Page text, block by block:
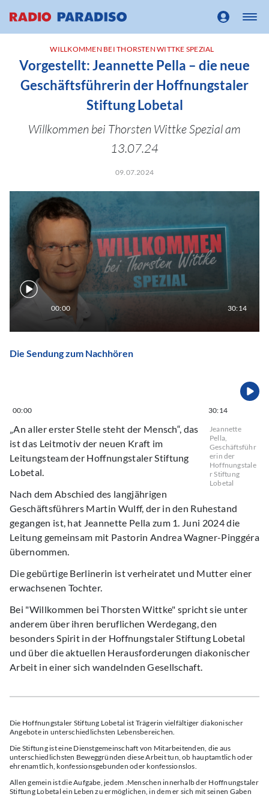
00:00 30:14
WILLKOMMEN BEI THORSTEN WITTKE SPEZIAL
Vorgestellt: Jeannette Pella – die neue
Geschäftsführerin der Hoffnungstaler
Stiftung Lobetal
Willkommen bei Thorsten Wittke Spezial am
13.07.24
09.07.2024
Die Sendung zum Nachhören
00:00 30:14
Jeannette
Pella,
Geschäftsführ
erin der
Hoffnungstale
r Stiftung
Lobetal
„An aller erster Stelle steht der Mensch“, das
ist das Leitmotiv der neuen Kraft im
Leitungsteam der Hoffnungstaler Stiftung
Lobetal.
Nach dem Abschied des langjährigen
Geschäftsführers Martin Wulff, der in den Ruhestand
gegangen ist, hat Jeannette Pella zum 1. Juni 2024 die
Leitung gemeinsam mit Pastorin Andrea Wagner-Pinggéra
übernommen.
Die gebürtige Berlinerin ist verheiratet und Mutter einer
erwachsenen Tochter.
Bei "Willkommen bei Thorsten Wittke" spricht sie unter
anderem über ihren beruflichen Werdegang, den
besonders Spirit in der Hoffnungstaler Stiftung Lobetal
und über die aktuellen Herausforderungen diakonischer
Arbeit in einer sich wandelnden Gesellschaft.
Die Hoffnungstaler Stiftung Lobetal ist Trägerin vielfältiger diakonischer
Angebote in unterschiedlichsten Lebensbereichen.
Die Stiftung ist eine Dienstgemeinschaft von Mitarbeitenden, die aus
unterschiedlichsten Beweggründen diese Arbeit tun, ob hauptamtlich oder
ehrenamtlich, konfessionsgebunden oder konfessionslos.
Allen gemein ist die Aufgabe, jedem .Menschen innerhalb der Hoffnungstaler
Stiftung Lobetal ein Leben zu ermöglichen, in dem er sich mit seinen Gaben